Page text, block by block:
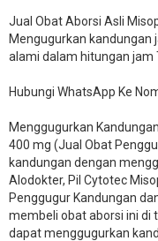
Jual Obat Aborsi Asli
Mengugurkan kandungan
alami dalam hitungan jam
Hubungi WhatsApp Ke
Menggugurkan
400 mg (Jual Obat
kandungan dengan
Alodokter, Pil Cytotec
Penggugur Kandungan
membeli obat aborsi ini di
dapat menggugurkan